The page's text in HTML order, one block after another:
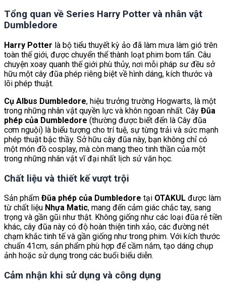
Tổng quan về Series Harry Potter và nhân vật
Dumbledore
Harry Potter là bộ tiểu thuyết kỳ ảo đã làm mưa làm gió trên
toàn thế giới, được chuyển thể thành loạt phim bom tấn. Câu
chuyện xoay quanh thế giới phù thủy, nơi mỗi pháp sư đều sở
hữu một cây đũa phép riêng biệt về hình dáng, kích thước và
lõi phép thuật.
Cụ Albus Dumbledore, hiệu trưởng trường Hogwarts, là một
trong những nhân vật quyền lực và khôn ngoan nhất. Cây Đũa
phép của Dumbledore (thường được biết đến là Cây đũa
cơm nguội) là biểu tượng cho trí tuệ, sự từng trải và sức mạnh
phép thuật bậc thầy. Sở hữu cây đũa này, bạn không chỉ có
một món đồ cosplay, mà còn mang theo tinh thần của một
trong những nhân vật vĩ đại nhất lịch sử văn học.
Chất liệu và thiết kế vượt trội
Sản phẩm Đũa phép của Dumbledore tại OTAKUL được làm
từ chất liệu Nhựa Matic, mang đến cảm giác chắc tay, sang
trọng và gần gũi như thật. Không giống như các loại đũa rẻ tiền
khác, cây đũa này có độ hoàn thiện tinh xảo, các đường nét
chạm khắc tinh tế và gần giống như trong phim. Với kích thước
chuẩn 41cm, sản phẩm phù hợp để cầm nắm, tạo dáng chụp
ảnh hoặc sử dụng trong các buổi biểu diễn.
Cảm nhận khi sử dụng và công dụng